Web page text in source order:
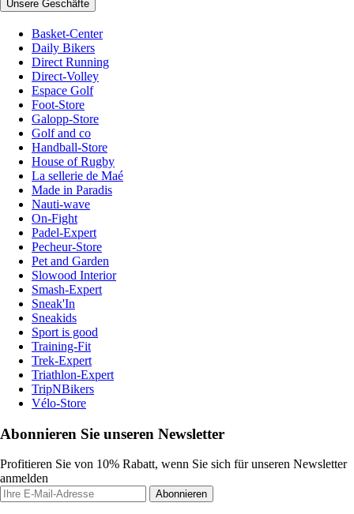
Unsere Geschäfte
Basket-Center
Daily Bikers
Direct Running
Direct-Volley
Espace Golf
Foot-Store
Galopp-Store
Golf and co
Handball-Store
House of Rugby
La sellerie de Maé
Made in Paradis
Nauti-wave
On-Fight
Padel-Expert
Pecheur-Store
Pet and Garden
Slowood Interior
Smash-Expert
Sneak'In
Sneakids
Sport is good
Training-Fit
Trek-Expert
Triathlon-Expert
TripNBikers
Vélo-Store
Abonnieren Sie unseren Newsletter
Profitieren Sie von 10% Rabatt, wenn Sie sich für unseren Newsletter
anmelden
Abonnieren